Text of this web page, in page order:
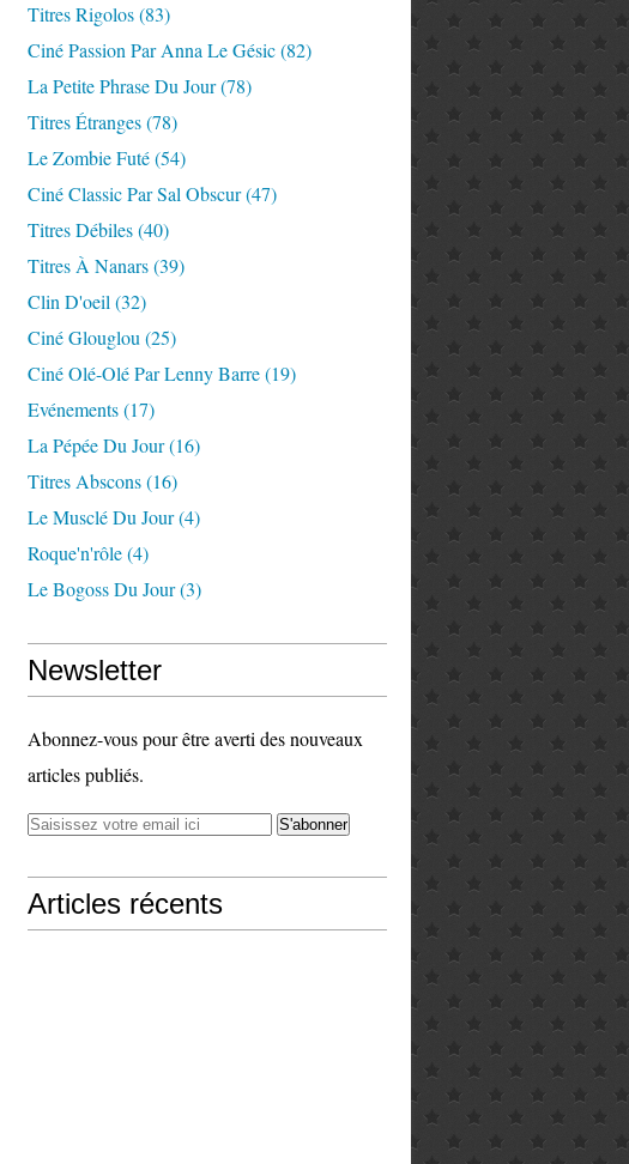
Titres Rigolos(83)
Ciné Passion Par Anna Le Gésic(82)
La Petite Phrase Du Jour(78)
Titres Étranges(78)
Le Zombie Futé(54)
Ciné Classic Par Sal Obscur(47)
Titres Débiles(40)
Titres À Nanars(39)
Clin D'oeil (32)
Ciné Glouglou (25)
Ciné Olé-Olé Par Lenny Barre(19)
Evénements(17)
La Pépée Du Jour(16)
Titres Abscons(16)
Le Musclé Du Jour(4)
Roque'n'rôle(4)
Le Bogoss Du Jour(3)
Newsletter
Abonnez-vous pour être averti des nouveaux
articles publiés.
Articles récents